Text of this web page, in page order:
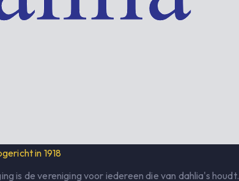
in 1918
is de vereniging voor iedereen die van dahlia's houdt.